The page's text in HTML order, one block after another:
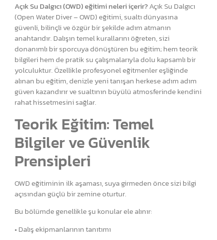
Açık Su Dalgıcı (OWD) eğitimi neleri içerir?Açık Su Dalgıcı
(Open Water Diver – OWD) eğitimi, sualtı dünyasına
güvenli, bilinçli ve özgür bir şekilde adım atmanın
anahtarıdır. Dalışın temel kurallarını öğreten, sizi
donanımlı bir sporcuya dönüştüren bu eğitim; hem teorik
bilgileri hem de pratik su çalışmalarıyla dolu kapsamlı bir
yolculuktur. Özellikle profesyonel eğitmenler eşliğinde
alınan bu eğitim, denizle yeni tanışan herkese adım adım
güven kazandırır ve sualtının büyülü atmosferinde kendini
rahat hissetmesini sağlar.
Teorik Eğitim: Temel
Bilgiler ve Güvenlik
Prensipleri
OWD eğitiminin ilk aşaması, suya girmeden önce sizi bilgi
açısından güçlü bir zemine oturtur.
Bu bölümde genellikle şu konular ele alınır:
• Dalış ekipmanlarının tanıtımı